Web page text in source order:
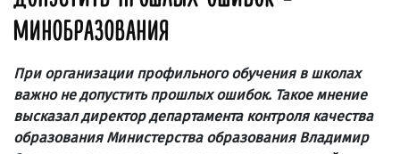
МИНОБРАЗОВАНИЯ
При организации профильного обучения в школах
важно не допустить прошлых ошибок. Такое мнение
высказал директор департамента контроля качества
образования Министерства образования Владимир